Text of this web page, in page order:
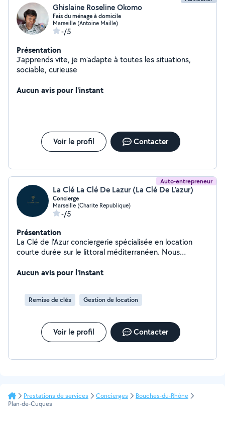
dynamique et étudiée en fonction du marché afin
d'optimiser au mieux vos revenus Avec Optistay, vous
n'avez plus à vous soucier de la gestion de votre location
saisonnière. Nous nous occupons de tout pour vous,
afin que vous puissiez profiter pleinement de votre
investissement. Contactez-nous dès aujourd'hui.
Ghislaine Roseline Okomo
Fais du ménage à domicile
Marseille (Antoine Maille)
-/5
Présentation
J'apprends vite, je m'adapte à toutes les situations,
sociable, curieuse
Aucun avis pour l'instant
Voir le profil Contacter
Auto-entrepreneur
La Clé La Clé De Lazur (La Clé De L’azur)
Concierge
Marseille (Charite Republique)
-/5
Présentation
La Clé de l'Azur conciergerie spécialisée en location
courte durée sur le littoral méditerranéen. Nous
complète de leur bien (annonce, voyageurs, ménage,
contraintes.
Aucun avis pour l'instant
Remise de clés Gestion de location
Voir le profil Contacter
Prestations de services Concierges
Bouches-du-Rhône
Plan-de-Cuques